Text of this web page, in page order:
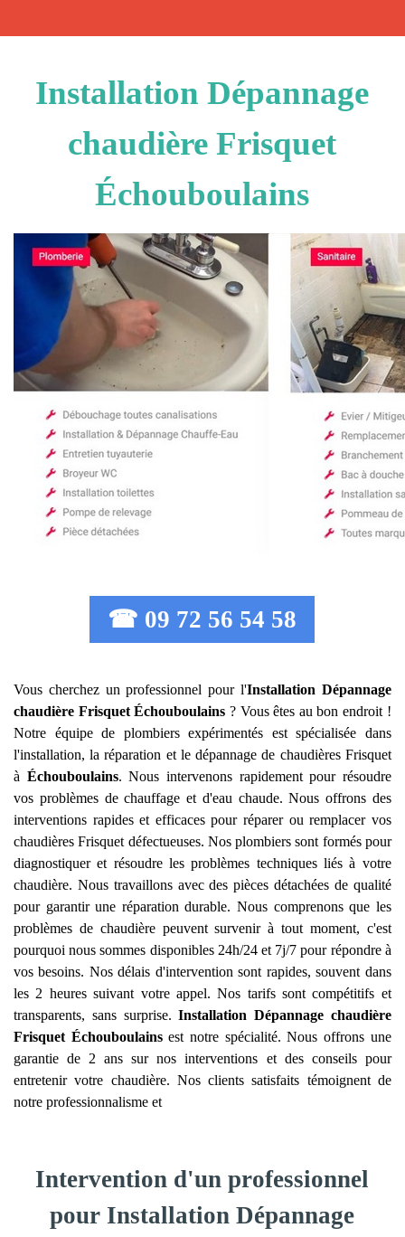
Installation Dépannage
chaudière Frisquet
Échouboulains
☎ 09 72 56 54 58
Vous cherchez un professionnel pour l'Installation Dépannage
chaudière Frisquet Échouboulains ? Vous êtes au bon endroit !
Notre équipe de plombiers expérimentés est spécialisée dans
l'installation, la réparation et le dépannage de chaudières Frisquet
à Échouboulains. Nous intervenons rapidement pour résoudre
vos problèmes de chauffage et d'eau chaude. Nous offrons des
interventions rapides et efficaces pour réparer ou remplacer vos
chaudières Frisquet défectueuses. Nos plombiers sont formés pour
diagnostiquer et résoudre les problèmes techniques liés à votre
chaudière. Nous travaillons avec des pièces détachées de qualité
pour garantir une réparation durable. Nous comprenons que les
problèmes de chaudière peuvent survenir à tout moment, c'est
pourquoi nous sommes disponibles 24h/24 et 7j/7 pour répondre à
vos besoins. Nos délais d'intervention sont rapides, souvent dans
les 2 heures suivant votre appel. Nos tarifs sont compétitifs et
transparents, sans surprise.Installation Dépannage chaudière
Frisquet Échouboulainsest notre spécialité. Nous offrons une
garantie de 2 ans sur nos interventions et des conseils pour
entretenir votre chaudière. Nos clients satisfaits témoignent de
notre professionnalisme et
Intervention d'un professionnel
pour Installation Dépannage